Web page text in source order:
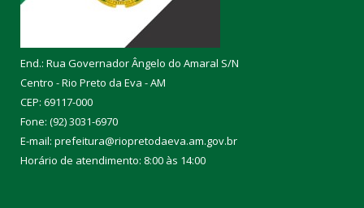
End.: Rua Governador Ângelo do Amaral S/N
Centro - Rio Preto da Eva - AM
CEP: 69117-000
Fone: (92) 3031-6970
E-mail: prefeitura@riopretodaeva.am.gov.br
Horário de atendimento: 8:00 às 14:00